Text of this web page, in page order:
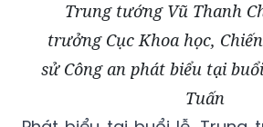
Trung tướng Vũ Thanh
trưởng Cục Khoa học,
sử Công an phát biểu tại
Tuấn